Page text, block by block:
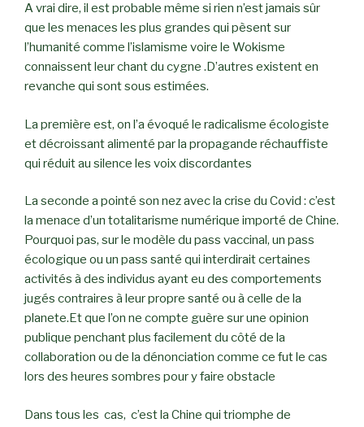
A vrai dire, il est probable même si rien n’est jamais sûr
que les menaces les plus grandes qui pèsent sur
l’humanité comme l’islamisme voire le Wokisme
connaissent leur chant du cygne .D’autres existent en
revanche qui sont sous estimées.
La première est, on l’a évoqué le radicalisme écologiste
et décroissant alimenté par la propagande réchauffiste
qui réduit au silence les voix discordantes
La seconde a pointé son nez avec la crise du Covid : c’est
la menace d’un totalitarisme numérique importé de Chine.
Pourquoi pas, sur le modèle du pass vaccinal, un pass
écologique ou un pass santé qui interdirait certaines
activités à des individus ayant eu des comportements
jugés contraires à leur propre santé ou à celle de la
planete.Et que l’on ne compte guère sur une opinion
publique penchant plus facilement du côté de la
collaboration ou de la dénonciation comme ce fut le cas
lors des heures sombres pour y faire obstacle
Dans tous les cas, c’est la Chine qui triomphe de